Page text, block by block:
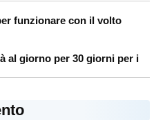
funzionare con il volto
al giorno per 30 giorni per i